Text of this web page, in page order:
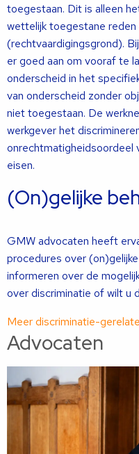
toegestaan. Dit is alleen
wettelijk toegestane reden
(rechtvaardigingsgrond).
er goed aan om vooraf te
onderscheid in het
van onderscheid zonder
niet toegestaan. De
werkgever het
onrechtmatigheidsoordeel
eisen.
(On)gelijke
GMW advocaten heeft
procedures over
informeren over de
over discriminatie of wilt u
Meer discriminatie-
Advocaten